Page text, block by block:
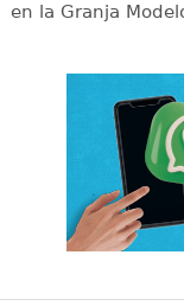
en la Granja